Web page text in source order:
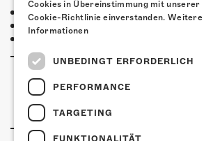
Hotel Kreuz Solothurn
Hotel Astoria Solothurn
Cookies in Übereinstimmung mit unserer
Cookie-Richtlinie einverstanden. Weitere
Informationen
UNBEDINGT ERFORDERLICH
PERFORMANCE
TARGETING
FUNKTIONALITÄT